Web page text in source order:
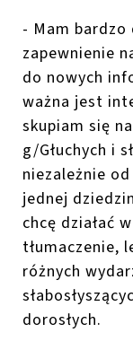
- Mam bardzo
zapewnienie
do nowych
ważna jest
skupiam się
g/Głuchych i
niezależnie
jednej
chcę działać
tłumaczenie,
różnych
dorosłych.